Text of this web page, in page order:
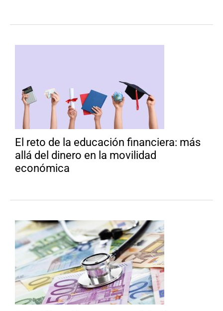
El reto de la educación financiera: más
allá del dinero en la movilidad
económica